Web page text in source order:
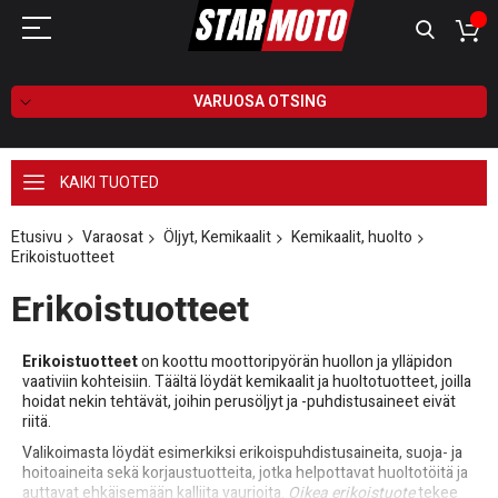
VARUOSA OTSING
KAIKI TUOTED
Etusivu Varaosat Öljyt, Kemikaalit
Kemikaalit, huolto
Erikoistuotteet
Erikoistuotteet
Erikoistuotteeton koottu moottoripyörän huollon ja ylläpidon
vaativiin kohteisiin. Täältä löydät kemikaalit ja huoltotuotteet, joilla
hoidat nekin tehtävät, joihin perusöljyt ja -puhdistusaineet eivät
riitä.
Valikoimasta löydät esimerkiksi erikoispuhdistusaineita, suoja- ja
hoitoaineita sekä korjaustuotteita, jotka helpottavat huoltotöitä ja
auttavat ehkäisemään kalliita vaurioita. Oikea erikoistuotetekee